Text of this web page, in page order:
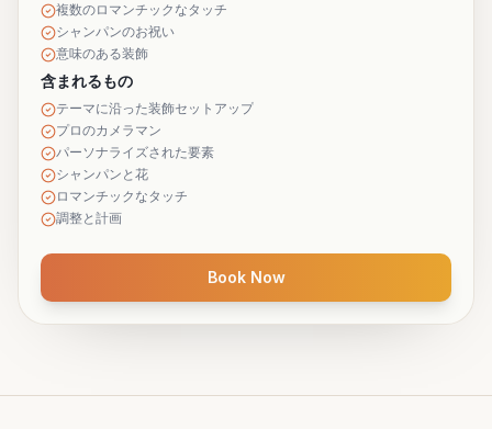
複数のロマンチックなタッチ
シャンパンのお祝い
意味のある装飾
含まれるもの
テーマに沿った装飾セットアップ
プロのカメラマン
パーソナライズされた要素
シャンパンと花
ロマンチックなタッチ
調整と計画
Book Now